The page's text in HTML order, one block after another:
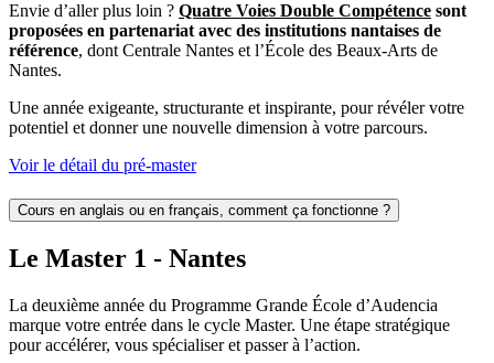
Envie d’aller plus loin ? Quatre Voies Double Compétence sont
proposées en partenariat avec des institutions nantaises de
référence, dont Centrale Nantes et l’École des Beaux-Arts de
Nantes.
Une année exigeante, structurante et inspirante, pour révéler votre
potentiel et donner une nouvelle dimension à votre parcours.
Voir le détail du pré-master
Cours en anglais ou en français, comment ça fonctionne ?
Le Master 1 - Nantes
La deuxième année du Programme Grande École d’Audencia
marque votre entrée dans le cycle Master. Une étape stratégique
pour accélérer, vous spécialiser et passer à l’action.